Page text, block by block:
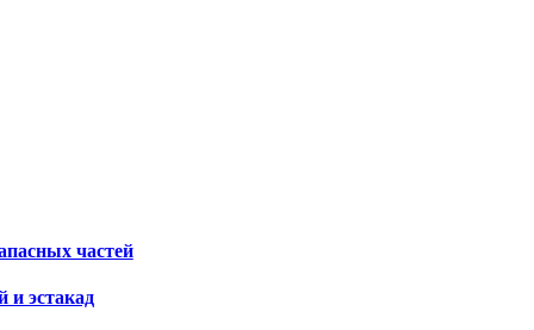
частей
и эстакад